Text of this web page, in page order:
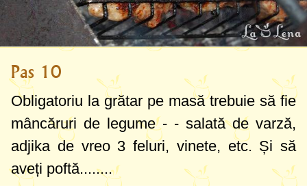
Pas 10
Obligatoriu la grătar pe masă trebuie să fie
mâncăruri de legume - - salată de varză,
adjika de vreo 3 feluri, vinete, etc. Și să
aveți poftă........